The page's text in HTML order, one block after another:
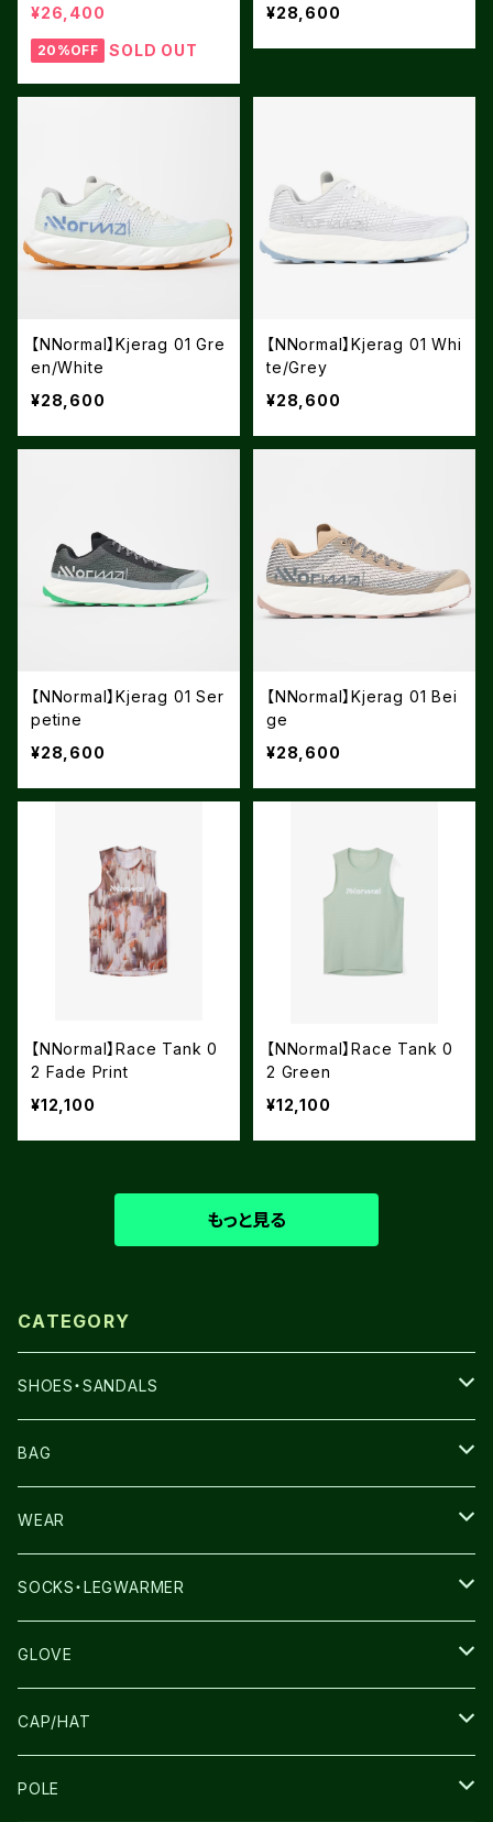
¥26,400
20%OFF SOLD OUT
¥28,600
【NNormal】Kjerag 01 Gre
en/White
¥28,600
【NNormal】Kjerag 01 Whi
te/Grey
¥28,600
【NNormal】Kjerag 01 Ser
petine
¥28,600
【NNormal】Kjerag 01 Bei
ge
¥28,600
【NNormal】Race Tank 0
2 Fade Print
¥12,100
【NNormal】Race Tank 0
2 Green
¥12,100
もっと見る
CATEGORY
SHOES・SANDALS
NNORMAL
TERREX
THE NORTH FACE
SALOMON
LA SPORTIVA
TECNICA
BAG
THE NORTH FACE
SALOMON
ULTIMATE DIRECTION
NNormal
COMPRESSPORT
WEAR
SALOMON
LA SPORTIVA
RUN AMOK
NNormal
SOCKS・LEGWARMER
DRYMAX
ULTIMATE DIRECTIN
R×L
GLOVE
SALOMON
ULTIMATE DIRECTION
CAP/HAT
LA SPORTIVA
POLE